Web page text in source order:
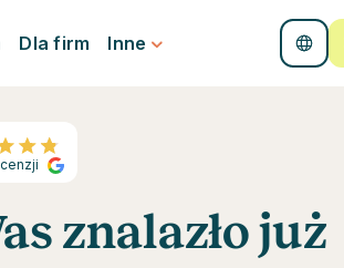
Dla firm Inne
znalazło już